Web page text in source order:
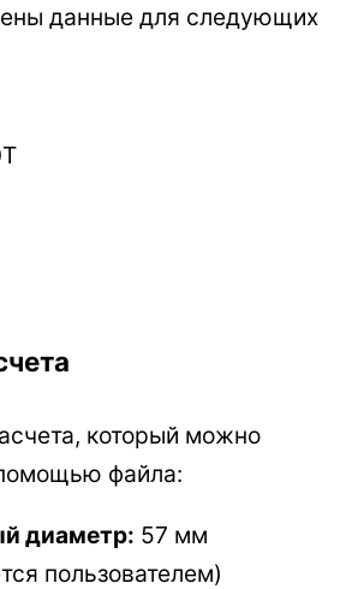
данные для следующих
который можно
файла:
диаметр: 57 мм
пользователем)